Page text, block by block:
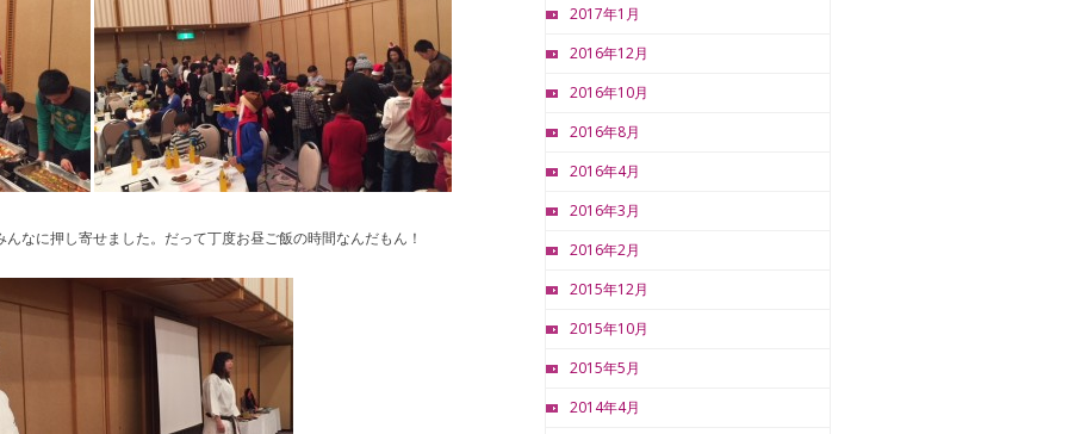
なに押し寄せました。だって丁度お昼ご飯の時間なんだもん！
2017年1月
2016年12月
2016年10月
2016年8月
2016年4月
2016年3月
2016年2月
2015年12月
2015年10月
2015年5月
2014年4月